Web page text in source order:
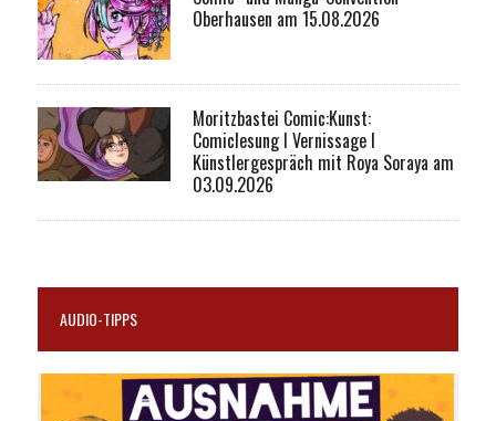
Oberhausen am 15.08.2026
Moritzbastei Comic:Kunst:
Comiclesung I Vernissage I
Künstlergespräch mit Roya Soraya am
03.09.2026
AUDIO-TIPPS